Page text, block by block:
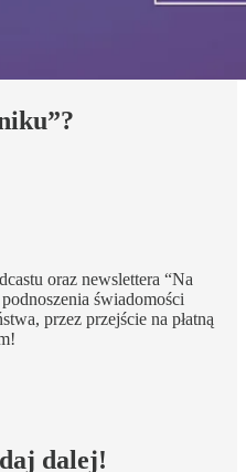
oraz newslettera “Na
świadomości
przez przejście na płatną
dalej!